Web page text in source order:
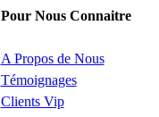
Pour Nous Connaitre
A Propos de Nous
Témoignages
Clients Vip